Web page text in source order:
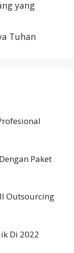
yang
Tuhan
Paket
Outsourcing
Di 2022